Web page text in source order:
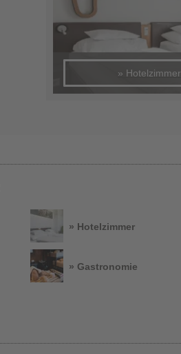
» Hotelzimmer
» Hotelzimmer
» Gastronomie